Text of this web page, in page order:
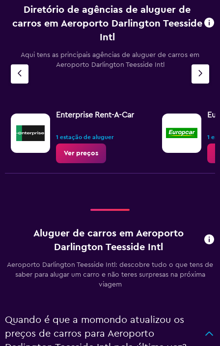
Diretório de agências de aluguer de
carros em Aeroporto Darlington Teesside
Intl
Aqui tens as principais agências de aluguer de carros em
Aeroporto Darlington Teesside Intl
Enterprise Rent-A-Car
1 estação de aluguer
Ver preços
1
Aluguer de carros em Aeroporto
Darlington Teesside Intl
Aeroporto Darlington Teesside Intl: descobre tudo o que tens de
saber para alugar um carro e não teres surpresas na próxima
viagem
Quando é que a momondo atualizou os
preços de carros para Aeroporto